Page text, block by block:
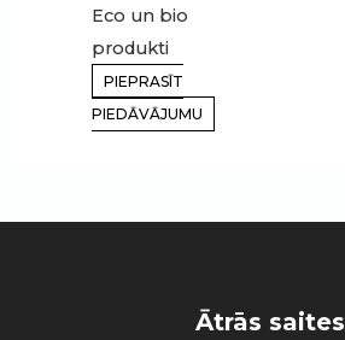
Eco un bio
produkti
PIEPRASĪT
PIEDĀVĀJUMU
Ātrās saites